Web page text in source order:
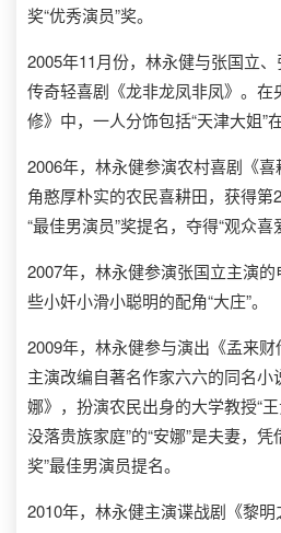
奖“优秀演员”奖。
2005年11月份，林永健与张国立
传奇轻喜剧《龙非龙凤非凤》。在
修》中，一人分饰包括“天津大姐”
2006年，林永健参演农村喜剧《
角憨厚朴实的农民喜耕田，获得第
“最佳男演员”奖提名，夺得“观众喜
2007年，林永健参演张国立主演
些小奸小滑小聪明的配角“大庄”。
2009年，林永健参与演出《孟来
主演改编自著名作家六六的同名小
娜》，扮演农民出身的大学教授“
没落贵族家庭”的“安娜”是夫妻，
奖”最佳男演员提名。
2010年，林永健主演谍战剧《黎